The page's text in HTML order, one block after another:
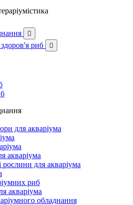

риб 
для акваріума
акваріума
рослини для акваріума
риб
акваріума
обладнання